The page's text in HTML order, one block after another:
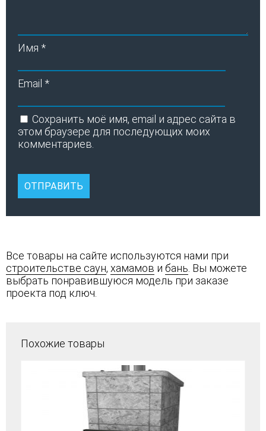
Имя *
Email *
Сохранить моё имя, email и адрес сайта в
этом браузере для последующих моих
комментариев.
Все товары на сайте используются нами при
строительстве саун, хамамов и бань . Вы можете
выбрать понравившуюся модель при заказе
проекта под ключ.
Похожие товары